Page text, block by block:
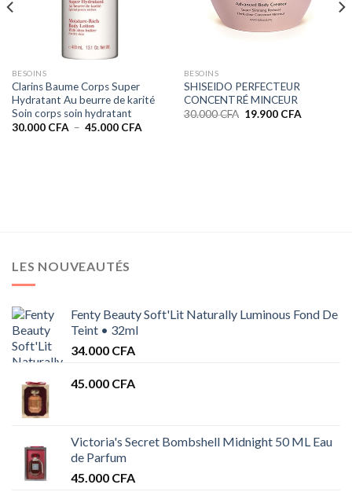
BESOINS
Clarins Baume Corps Super
Hydratant Au beurre de karité
Soin corps soin hydratant
30.000 CFA – 45.000 CFAPlage
BESOINS
SHISEIDO PERFECTEUR
CONCENTRÉ MINCEUR
30.000CFA Le
19.900 CFALe
LES NOUVEAUTÉS
Fenty Beauty Soft'Lit Naturally Luminous Fond De
Teint • 32ml
34.000 CFA
45.000 CFA
Victoria's Secret Bombshell Midnight 50 ML Eau
de Parfum
45.000 CFA